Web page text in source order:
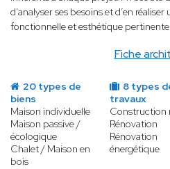
Fiche
d’analyser ses besoins et d’en
fonctionnelle et esthétique pertinente
20 types de
biens
Maison individuelle
Maison passive /
écologique
Chalet / Maison en
bois
8 types
travaux
Construction
Rénovation
Rénovation
énergétique